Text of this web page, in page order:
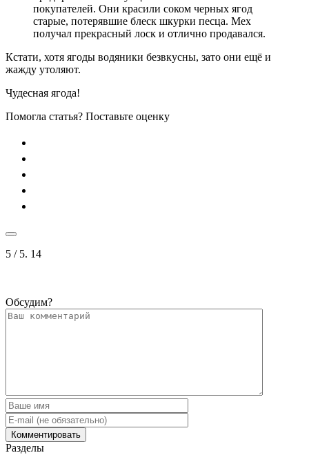
покупателей. Они красили соком черных ягод
старые, потерявшие блеск шкурки песца. Мех
получал прекрасный лоск и отлично продавался.
Кстати, хотя ягоды водяники безвкусны, зато они ещё и
жажду утоляют.
Чудесная ягода!
Помогла статья? Поставьте оценку
5 / 5. 14
Обсудим?
Разделы